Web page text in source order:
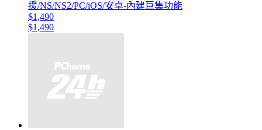
援/NS/NS2/PC/iOS/安卓-內建巨集功能
$1,490
$1,490